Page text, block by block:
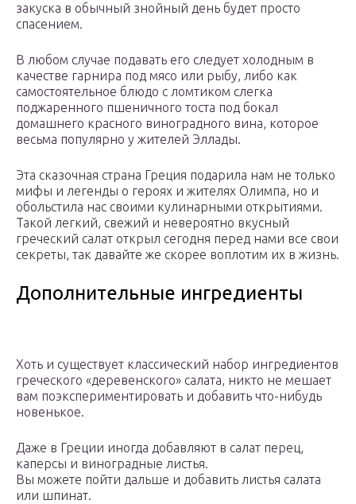
закуска в обычный знойный день будет просто
спасением.
В любом случае подавать его следует холодным в
качестве гарнира под мясо или рыбу, либо как
самостоятельное блюдо с ломтиком слегка
поджаренного пшеничного тоста под бокал
домашнего красного виноградного вина, которое
весьма популярно у жителей Эллады.
Эта сказочная страна Греция подарила нам не только
мифы и легенды о героях и жителях Олимпа, но и
обольстила нас своими кулинарными открытиями.
Такой легкий, свежий и невероятно вкусный
греческий салат открыл сегодня перед нами все свои
секреты, так давайте же скорее воплотим их в жизнь.
Дополнительные ингредиенты
Хоть и существует классический набор ингредиентов
греческого «деревенского» салата, никто не мешает
вам поэкспериментировать и добавить что-нибудь
новенькое.
Даже в Греции иногда добавляют в салат перец,
каперсы и виноградные листья.
Вы можете пойти дальше и добавить листья салата
или шпинат.